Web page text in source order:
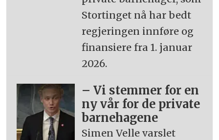
Stortinget nå har bedt
regjeringen innføre og
finansiere fra 1. januar
2026.
– Vi stemmer for en
ny vår for de private
barnehagene
Simen Velle varslet